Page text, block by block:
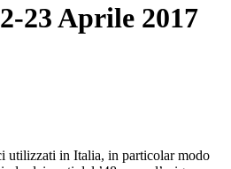
23 Aprile 2017
utilizzati in Italia, in particolar modo